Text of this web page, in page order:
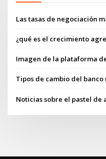
Las tasas de negociación
¿qué es el crecimiento
Imagen de la plataforma
Tipos de cambio del
Noticias sobre el pastel